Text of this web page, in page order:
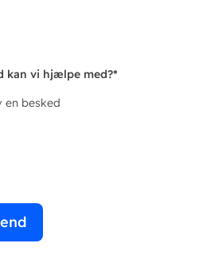
kan vi hjælpe med?*
en besked